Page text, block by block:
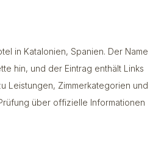
in Katalonien, Spanien. Der Name
hin, und der Eintrag enthält Links
Leistungen, Zimmerkategorien und
über offizielle Informationen